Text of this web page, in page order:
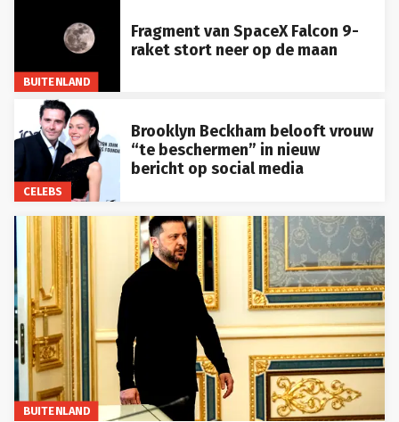
BUITENLAND
Fragment van SpaceX Falcon 9-
raket stort neer op de maan
CELEBS
Brooklyn Beckham belooft vrouw
“te beschermen” in nieuw
bericht op social media
BUITENLAND